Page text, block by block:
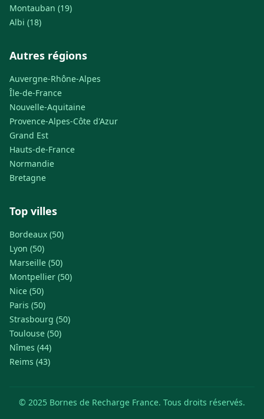
Montauban (19)
Albi (18)
Autres régions
Auvergne-Rhône-Alpes
Île-de-France
Nouvelle-Aquitaine
Provence-Alpes-Côte d'Azur
Grand Est
Hauts-de-France
Normandie
Bretagne
Top villes
Bordeaux (50)
Lyon (50)
Marseille (50)
Montpellier (50)
Nice (50)
Paris (50)
Strasbourg (50)
Toulouse (50)
Nîmes (44)
Reims (43)
© 2025 Bornes de Recharge France. Tous droits réservés.